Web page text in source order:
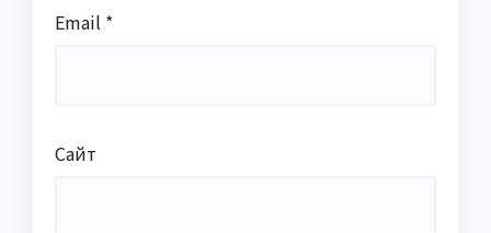
Email *
Сайт